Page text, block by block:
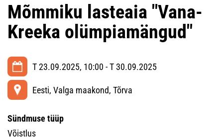
Mõmmiku lasteaia "Vana-
Kreeka olümpiamängud"
T 23.09.2025, 10:00 - T 30.09.2025
Eesti, Valga maakond, Tõrva
Sündmuse tüüp
Võistlus